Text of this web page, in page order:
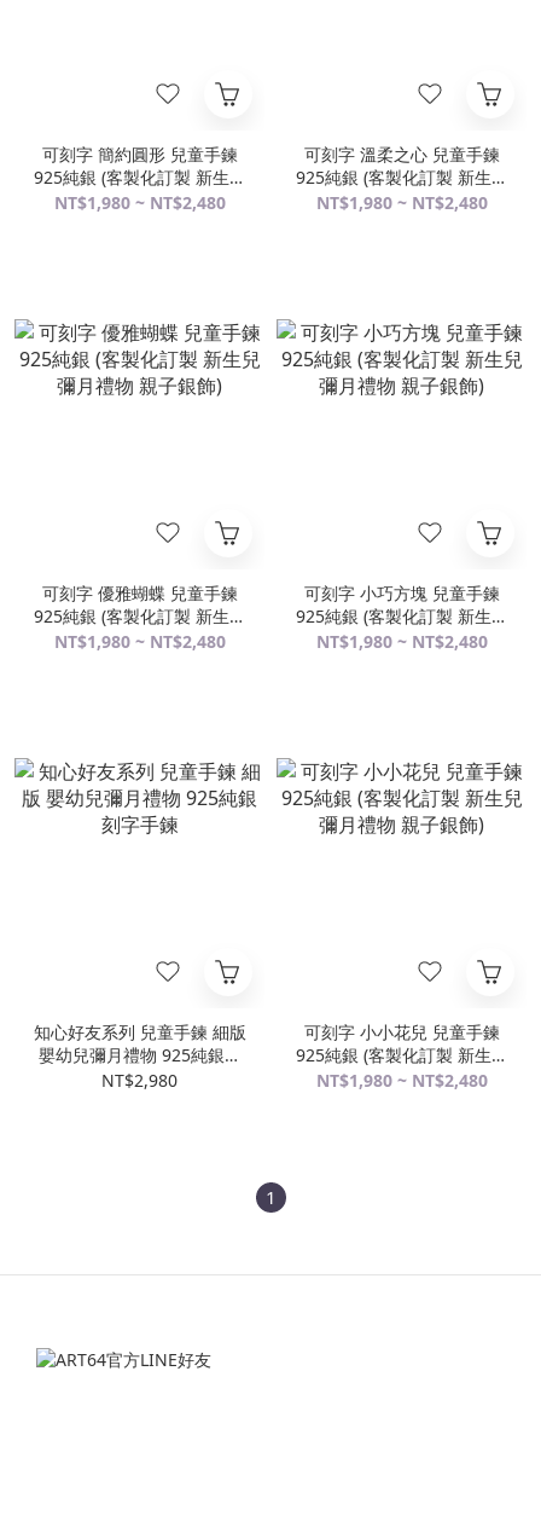
可刻字 簡約圓形 兒童手鍊
925純銀 (客製化訂製 新生兒
彌月禮物 親子銀飾)
NT$1,980 ~ NT$2,480
可刻字 溫柔之心 兒童手鍊
925純銀 (客製化訂製 新生兒
彌月禮物 親子銀飾)
NT$1,980 ~ NT$2,480
可刻字 優雅蝴蝶 兒童手鍊
925純銀 (客製化訂製 新生兒
彌月禮物 親子銀飾)
NT$1,980 ~ NT$2,480
可刻字 小巧方塊 兒童手鍊
925純銀 (客製化訂製 新生兒
彌月禮物 親子銀飾)
NT$1,980 ~ NT$2,480
知心好友系列 兒童手鍊 細版
嬰幼兒彌月禮物 925純銀刻
字手鍊
NT$2,980
可刻字 小小花兒 兒童手鍊
925純銀 (客製化訂製 新生兒
彌月禮物 親子銀飾)
NT$1,980 ~ NT$2,480
1